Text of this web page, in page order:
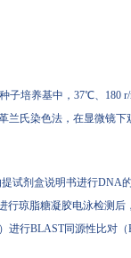
基中，37℃、180
兰氏染色法，在显微镜
盒说明书进行DNA的提
进行琼脂糖凝胶电泳检测
行BLAST同源性比对（